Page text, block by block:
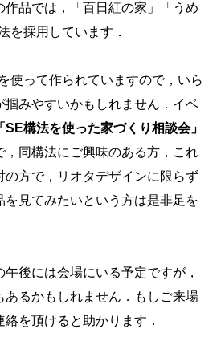
作品では，「百日紅の家」「うめ
を採用しています．
使って作られていますので，いら
掴みやすいかもしれません．イベ
「SE構法を使った家づくり相談会」
，同構法にご興味のある方，これ
の方で，リオタデザインに限らず
を見てみたいという方は是非足を
後には会場にいる予定ですが，
あるかもしれません．もしご来場
を頂けると助かります．